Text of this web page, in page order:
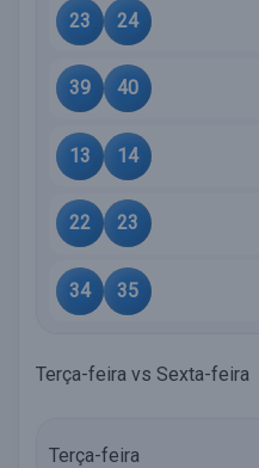
23 24
39 40
13 14
22 23
34 35
Terça-feira vs Sexta-feira
Terça-feira